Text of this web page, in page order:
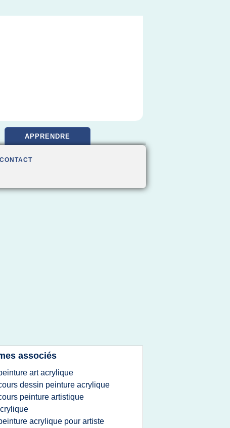
APPRENDRE
CONTACT
associés
art acrylique
dessin peinture acrylique
peinture artistique
acrylique pour artiste